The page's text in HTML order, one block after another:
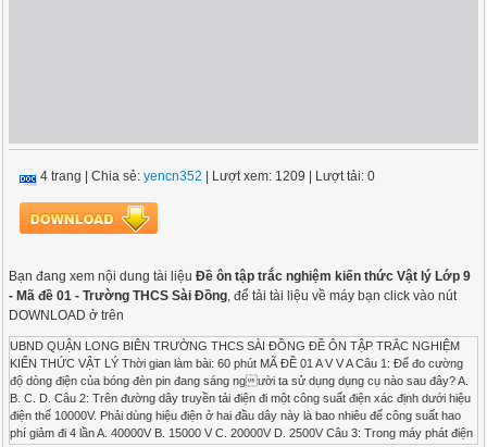
4 trang |Chia sẻ:yencn352 | Lượt xem: 1209 | Lượt tải: 0
Bạn đang xem nội dung tài liệuĐề ôn tập trắc nghiệm kiến thức Vật lý Lớp 9
- Mã đề 01 - Trường THCS Sài Đồng, để tải tài liệu về máy bạn click vào nút
DOWNLOAD ở trên
UBND QUẬN LONG BIÊN TRƯỜNG THCS SÀI ĐỒNG ĐỀ ÔN TẬP TRẮC NGHIỆM
KIẾN THỨC VẬT LÝ Thời gian làm bài: 60 phút MÃ ĐỀ 01 A V V A Câu 1: Để đo cường
độ dòng điện của bóng đèn pin đang sáng người ta sử dụng dụng cụ nào sau đây? A.
B. C. D. Câu 2: Trên đường dây truyền tải điện đi một công suất điện xác định dưới hiệu
điện thế 10000V. Phải dùng hiệu điện ở hai đầu dây này là bao nhiêu để công suất hao
phí giảm đi 4 lần A. 40000V B. 15000 V C. 20000V D. 2500V Câu 3: Trong máy phát điện